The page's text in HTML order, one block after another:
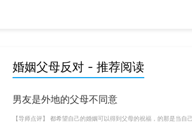
婚姻父母反对 - 推荐阅读
男友是外地的父母不同意
【导师点评】 都希望自己的婚姻可以得到父母的祝福，的那是当